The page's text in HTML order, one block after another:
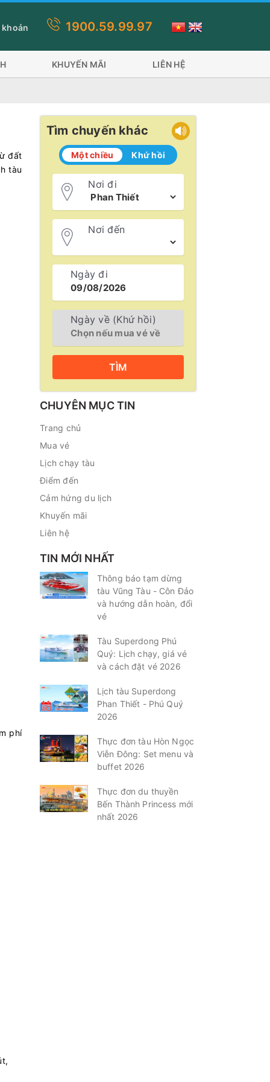
Trần Đề đi 2 phương tiện: Tàu Superdong và tàu Trưng Nhị tàu
1900.59.99.97
KHUYẾN MÃI LIÊN HỆ
đất
tàu
phí
Tìm chuyến khác
Một chiều Khứ hồi
Nơi đi
Nơi đến
Ngày đi
Ngày về (Khứ hồi)
TÌM
CHUYÊN MỤC TIN
Trang chủ
Mua vé
Lịch chạy tàu
Điểm đến
Cảm hứng du lịch
Khuyến mãi
Liên hệ
TIN MỚI NHẤT
Thông báo tạm dừng
tàu Vũng Tàu - Côn Đảo
và hướng dẫn hoàn, đổi
vé
Tàu Superdong Phú
Quý: Lịch chạy, giá vé
và cách đặt vé 2026
Lịch tàu Superdong
Phan Thiết - Phú Quý
2026
Thực đơn tàu Hòn Ngọc
Viễn Đông: Set menu và
buffet 2026
Thực đơn du thuyền
Bến Thành Princess mới
nhất 2026